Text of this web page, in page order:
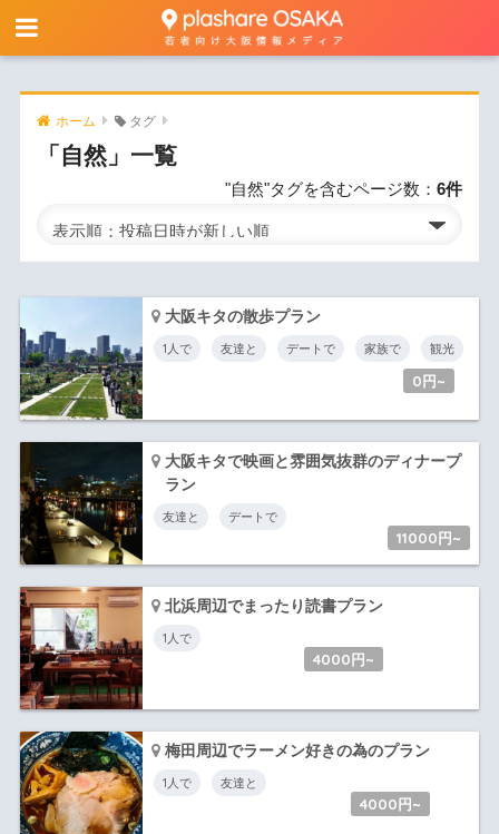
ホーム タグ
「自然」一覧
"自然"タグを含むページ数：6件
大阪キタの散歩プラン
1人で 友達と デートで 家族で 観光
0円~
大阪キタで映画と雰囲気抜群のディナープ
ラン
友達と デートで
11000円~
北浜周辺でまったり読書プラン
1人で
4000円~
梅田周辺でラーメン好きの為のプラン
1人で 友達と
4000円~